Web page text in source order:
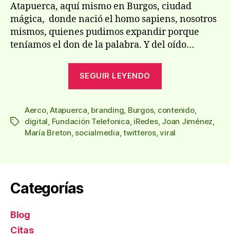
Atapuerca, aquí mismo en Burgos, ciudad
mágica, donde nació el homo sapiens, nosotros
mismos, quienes pudimos expandir porque
teníamos el don de la palabra. Y del oído…
SEGUIR LEYENDO
sobre
redes
Etiquetas
Aerco,Atapuerca branding Burgos, contenido,
digital Fundación Telefonica iRedes, Joan Jiménez
María Breton socialmedia ,twitteros,viral
Categorías
Blog
Citas